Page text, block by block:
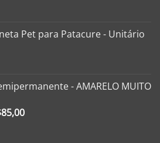
Pet para Patacure - Unitário
- AMARELO MUITO
85,00O